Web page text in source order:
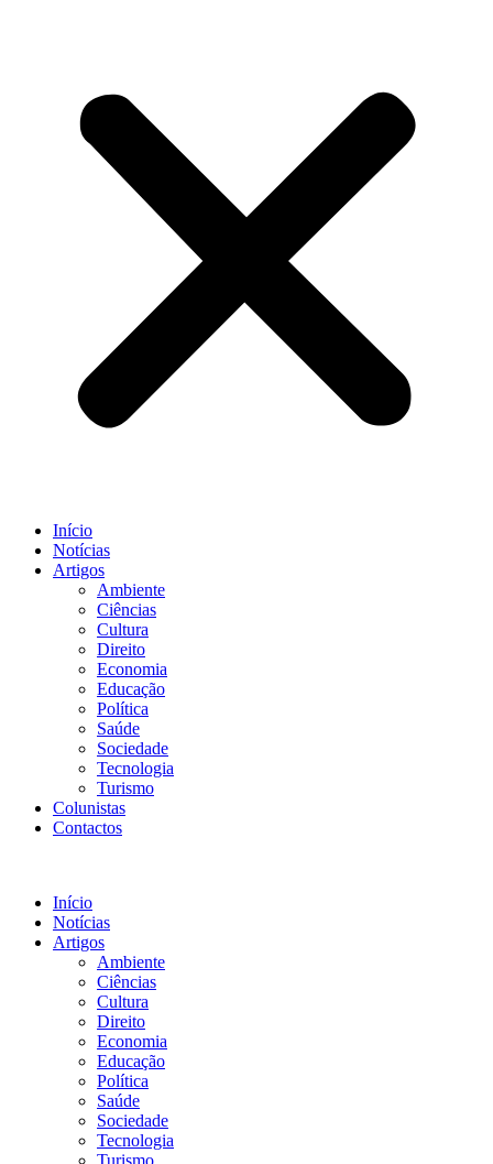
Início
Notícias
Artigos
Ambiente
Ciências
Cultura
Direito
Economia
Educação
Política
Saúde
Sociedade
Tecnologia
Turismo
Colunistas
Contactos
Início
Notícias
Artigos
Ambiente
Ciências
Cultura
Direito
Economia
Educação
Política
Saúde
Sociedade
Tecnologia
Turismo